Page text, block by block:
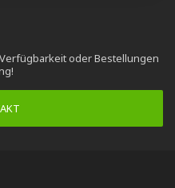
oder Bestellungen